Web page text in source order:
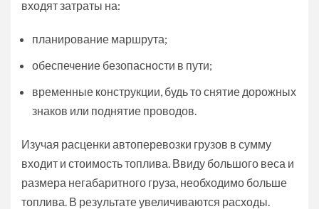
входят затраты на:
планирование маршрута;
обеспечение безопасности в пути;
временные конструкции, будь то снятие дорожных
знаков или поднятие проводов.
Изучая расценки автоперевозки грузов в сумму
входит и стоимость топлива. Ввиду большого веса и
размера негабаритного груза, необходимо больше
топлива. В результате увеличиваются расходы.